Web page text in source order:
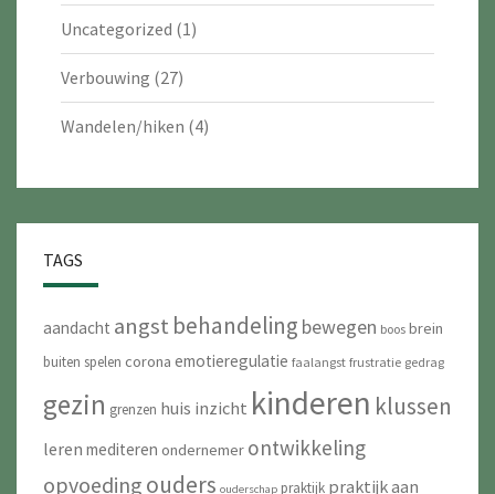
Uncategorized (1)
Verbouwing (27)
Wandelen/hiken (4)
TAGS
aandacht angst behandeling bewegen boos brein
buiten spelen corona emotieregulatie faalangst frustratie gedrag
gezin grenzen huis inzicht kinderen klussen
leren mediteren ondernemer ontwikkeling
opvoeding ouders ouderschap praktijk praktijk aan